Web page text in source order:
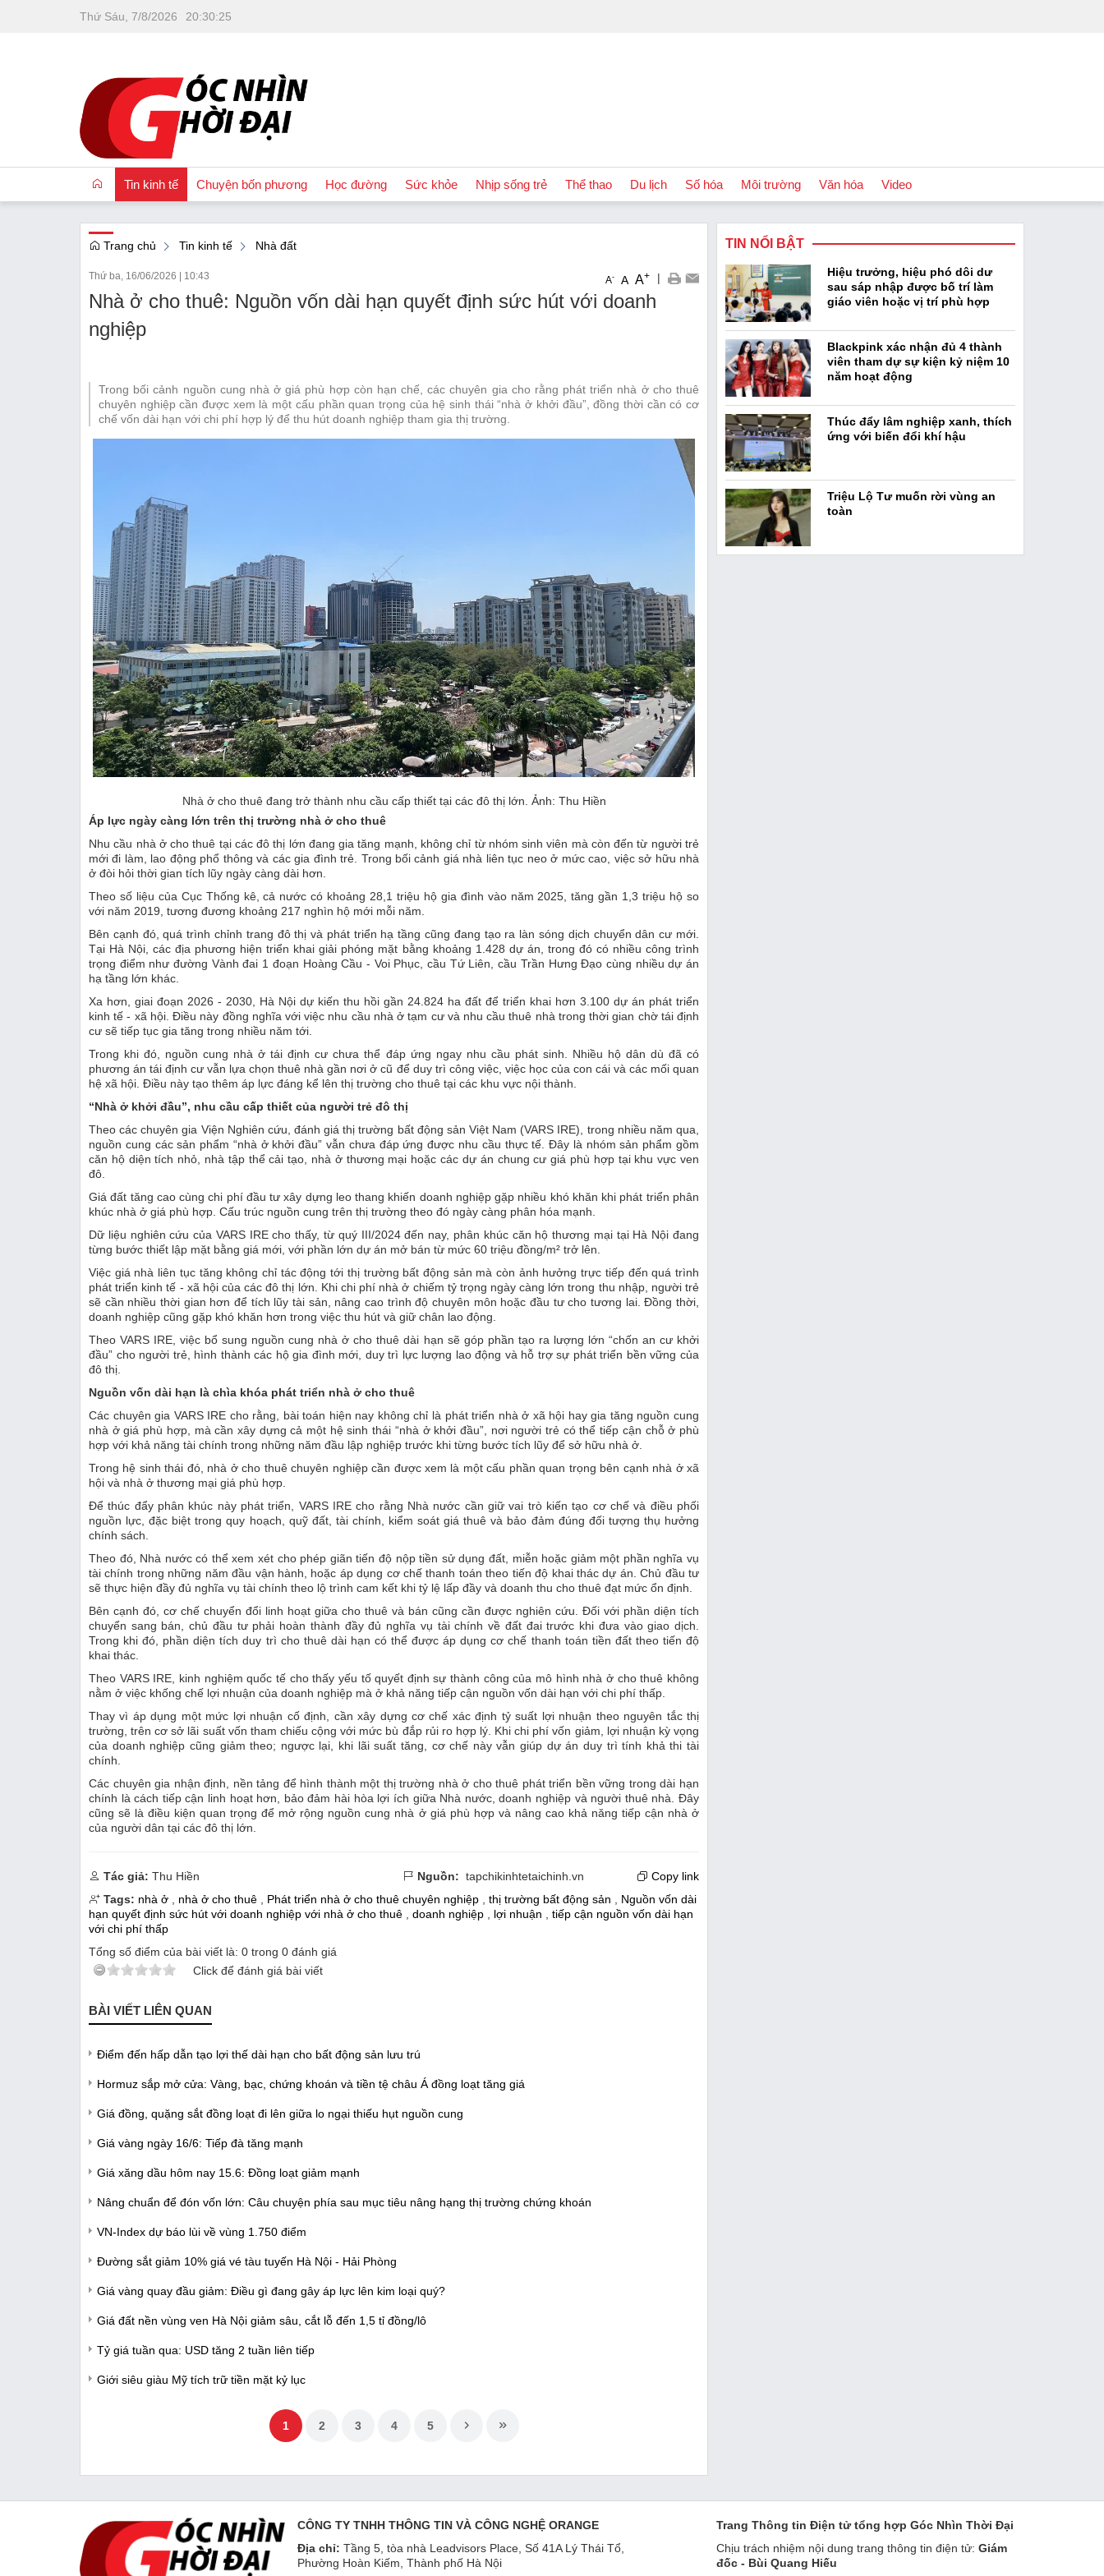
Thứ Sáu, 7/8/2026 20:30:25
Tin kinh tế
OCOP
Nhà đất
Emagazine
Chuyện bốn phương Học đường Sức khỏe Nhịp sống trẻ Thể thao Du lịch Số hóa Môi trường Văn hóa
Podcast
Video
Trang chủ Tin kinh tế Nhà đất
Thứ ba, 16/06/2026 | 10:43 A- A A+ |
Nhà ở cho thuê: Nguồn vốn dài hạn quyết định sức hút với doanh
nghiệp
Trong bối cảnh nguồn cung nhà ở giá phù hợp còn hạn chế, các chuyên gia cho rằng phát triển nhà ở cho thuê
chuyên nghiệp cần được xem là một cấu phần quan trọng của hệ sinh thái “nhà ở khởi đầu”, đồng thời cần có cơ
chế vốn dài hạn với chi phí hợp lý để thu hút doanh nghiệp tham gia thị trường.
Nhà ở cho thuê đang trở thành nhu cầu cấp thiết tại các đô thị lớn. Ảnh: Thu Hiền
Áp lực ngày càng lớn trên thị trường nhà ở cho thuê
Nhu cầu nhà ở cho thuê tại các đô thị lớn đang gia tăng mạnh, không chỉ từ nhóm sinh viên mà còn đến từ người trẻ
mới đi làm, lao động phổ thông và các gia đình trẻ. Trong bối cảnh giá nhà liên tục neo ở mức cao, việc sở hữu nhà
ở đòi hỏi thời gian tích lũy ngày càng dài hơn.
Theo số liệu của Cục Thống kê, cả nước có khoảng 28,1 triệu hộ gia đình vào năm 2025, tăng gần 1,3 triệu hộ so
với năm 2019, tương đương khoảng 217 nghìn hộ mới mỗi năm.
Bên cạnh đó, quá trình chỉnh trang đô thị và phát triển hạ tầng cũng đang tạo ra làn sóng dịch chuyển dân cư mới.
Tại Hà Nội, các địa phương hiện triển khai giải phóng mặt bằng khoảng 1.428 dự án, trong đó có nhiều công trình
trọng điểm như đường Vành đai 1 đoạn Hoàng Cầu - Voi Phục, cầu Tứ Liên, cầu Trần Hưng Đạo cùng nhiều dự án
hạ tầng lớn khác.
Xa hơn, giai đoạn 2026 - 2030, Hà Nội dự kiến thu hồi gần 24.824 ha đất để triển khai hơn 3.100 dự án phát triển
kinh tế - xã hội. Điều này đồng nghĩa với việc nhu cầu nhà ở tạm cư và nhu cầu thuê nhà trong thời gian chờ tái định
cư sẽ tiếp tục gia tăng trong nhiều năm tới.
Trong khi đó, nguồn cung nhà ở tái định cư chưa thể đáp ứng ngay nhu cầu phát sinh. Nhiều hộ dân dù đã có
phương án tái định cư vẫn lựa chọn thuê nhà gần nơi ở cũ để duy trì công việc, việc học của con cái và các mối quan
hệ xã hội. Điều này tạo thêm áp lực đáng kể lên thị trường cho thuê tại các khu vực nội thành.
“Nhà ở khởi đầu”, nhu cầu cấp thiết của người trẻ đô thị
Theo các chuyên gia Viện Nghiên cứu, đánh giá thị trường bất động sản Việt Nam (VARS IRE), trong nhiều năm qua,
nguồn cung các sản phẩm “nhà ở khởi đầu” vẫn chưa đáp ứng được nhu cầu thực tế. Đây là nhóm sản phẩm gồm
căn hộ diện tích nhỏ, nhà tập thể cải tạo, nhà ở thương mại hoặc các dự án chung cư giá phù hợp tại khu vực ven
đô.
Giá đất tăng cao cùng chi phí đầu tư xây dựng leo thang khiến doanh nghiệp gặp nhiều khó khăn khi phát triển phân
khúc nhà ở giá phù hợp. Cấu trúc nguồn cung trên thị trường theo đó ngày càng phân hóa mạnh.
Dữ liệu nghiên cứu của VARS IRE cho thấy, từ quý III/2024 đến nay, phân khúc căn hộ thương mại tại Hà Nội đang
từng bước thiết lập mặt bằng giá mới, với phần lớn dự án mở bán từ mức 60 triệu đồng/m² trở lên.
Việc giá nhà liên tục tăng không chỉ tác động tới thị trường bất động sản mà còn ảnh hưởng trực tiếp đến quá trình
phát triển kinh tế - xã hội của các đô thị lớn. Khi chi phí nhà ở chiếm tỷ trọng ngày càng lớn trong thu nhập, người trẻ
sẽ cần nhiều thời gian hơn để tích lũy tài sản, nâng cao trình độ chuyên môn hoặc đầu tư cho tương lai. Đồng thời,
doanh nghiệp cũng gặp khó khăn hơn trong việc thu hút và giữ chân lao động.
Theo VARS IRE, việc bổ sung nguồn cung nhà ở cho thuê dài hạn sẽ góp phần tạo ra lượng lớn “chốn an cư khởi
đầu” cho người trẻ, hình thành các hộ gia đình mới, duy trì lực lượng lao động và hỗ trợ sự phát triển bền vững của
đô thị.
Nguồn vốn dài hạn là chìa khóa phát triển nhà ở cho thuê
Các chuyên gia VARS IRE cho rằng, bài toán hiện nay không chỉ là phát triển nhà ở xã hội hay gia tăng nguồn cung
nhà ở giá phù hợp, mà cần xây dựng cả một hệ sinh thái “nhà ở khởi đầu”, nơi người trẻ có thể tiếp cận chỗ ở phù
hợp với khả năng tài chính trong những năm đầu lập nghiệp trước khi từng bước tích lũy để sở hữu nhà ở.
Trong hệ sinh thái đó, nhà ở cho thuê chuyên nghiệp cần được xem là một cấu phần quan trọng bên cạnh nhà ở xã
hội và nhà ở thương mại giá phù hợp.
Để thúc đẩy phân khúc này phát triển, VARS IRE cho rằng Nhà nước cần giữ vai trò kiến tạo cơ chế và điều phối
nguồn lực, đặc biệt trong quy hoạch, quỹ đất, tài chính, kiểm soát giá thuê và bảo đảm đúng đối tượng thụ hưởng
chính sách.
Theo đó, Nhà nước có thể xem xét cho phép giãn tiến độ nộp tiền sử dụng đất, miễn hoặc giảm một phần nghĩa vụ
tài chính trong những năm đầu vận hành, hoặc áp dụng cơ chế thanh toán theo tiến độ khai thác dự án. Chủ đầu tư
sẽ thực hiện đầy đủ nghĩa vụ tài chính theo lộ trình cam kết khi tỷ lệ lấp đầy và doanh thu cho thuê đạt mức ổn định.
Bên cạnh đó, cơ chế chuyển đổi linh hoạt giữa cho thuê và bán cũng cần được nghiên cứu. Đối với phần diện tích
chuyển sang bán, chủ đầu tư phải hoàn thành đầy đủ nghĩa vụ tài chính về đất đai trước khi đưa vào giao dịch.
Trong khi đó, phần diện tích duy trì cho thuê dài hạn có thể được áp dụng cơ chế thanh toán tiền đất theo tiến độ
khai thác.
Theo VARS IRE, kinh nghiệm quốc tế cho thấy yếu tố quyết định sự thành công của mô hình nhà ở cho thuê không
nằm ở việc khống chế lợi nhuận của doanh nghiệp mà ở khả năng tiếp cận nguồn vốn dài hạn với chi phí thấp.
Thay vì áp dụng một mức lợi nhuận cố định, cần xây dựng cơ chế xác định tỷ suất lợi nhuận theo nguyên tắc thị
trường, trên cơ sở lãi suất vốn tham chiếu cộng với mức bù đắp rủi ro hợp lý. Khi chi phí vốn giảm, lợi nhuận kỳ vọng
của doanh nghiệp cũng giảm theo; ngược lại, khi lãi suất tăng, cơ chế này vẫn giúp dự án duy trì tính khả thi tài
chính.
Các chuyên gia nhận định, nền tảng để hình thành một thị trường nhà ở cho thuê phát triển bền vững trong dài hạn
chính là cách tiếp cận linh hoạt hơn, bảo đảm hài hòa lợi ích giữa Nhà nước, doanh nghiệp và người thuê nhà. Đây
cũng sẽ là điều kiện quan trọng để mở rộng nguồn cung nhà ở giá phù hợp và nâng cao khả năng tiếp cận nhà ở
của người dân tại các đô thị lớn.
Tác giả: Thu Hiền Nguồn: tapchikinhtetaichinh.vn
Copy link
Tags: nhà ở nhà ở cho thuê Phát triển nhà ở cho thuê chuyên nghiệp thị trường bất động sản
Nguồn vốn dài
hạn quyết định sức hút với doanh nghiệp với nhà ở cho thuê
doanh nghiệp lợi nhuận
tiếp cận nguồn vốn dài hạn
với chi phí thấp
Tổng số điểm của bài viết là: 0 trong 0 đánh giá
Click để đánh giá bài viết
BÀI VIẾT LIÊN QUAN
Điểm đến hấp dẫn tạo lợi thế dài hạn cho bất động sản lưu trú
Hormuz sắp mở cửa: Vàng, bạc, chứng khoán và tiền tệ châu Á đồng loạt tăng giá
Giá đồng, quặng sắt đồng loạt đi lên giữa lo ngại thiếu hụt nguồn cung
Giá vàng ngày 16/6: Tiếp đà tăng mạnh
Giá xăng dầu hôm nay 15.6: Đồng loạt giảm mạnh
Nâng chuẩn để đón vốn lớn: Câu chuyện phía sau mục tiêu nâng hạng thị trường chứng khoán
VN-Index dự báo lùi về vùng 1.750 điểm
Đường sắt giảm 10% giá vé tàu tuyến Hà Nội - Hải Phòng
Giá vàng quay đầu giảm: Điều gì đang gây áp lực lên kim loại quý?
Giá đất nền vùng ven Hà Nội giảm sâu, cắt lỗ đến 1,5 tỉ đồng/lô
Tỷ giá tuần qua: USD tăng 2 tuần liên tiếp
Giới siêu giàu Mỹ tích trữ tiền mặt kỷ lục
1 2 3 4 5
TIN NỔI BẬT
Hiệu trưởng, hiệu phó dôi dư
sau sáp nhập được bố trí làm
giáo viên hoặc vị trí phù hợp
Blackpink xác nhận đủ 4 thành
viên tham dự sự kiện kỷ niệm 10
năm hoạt động
Thúc đẩy lâm nghiệp xanh, thích
ứng với biến đổi khí hậu
Triệu Lộ Tư muốn rời vùng an
toàn
CÔNG TY TNHH THÔNG TIN VÀ CÔNG NGHỆ ORANGE
Địa chỉ: Tầng 5, tòa nhà Leadvisors Place, Số 41A Lý Thái Tổ,
Phường Hoàn Kiếm, Thành phố Hà Nội
Trang Thông tin Điện tử tổng hợp Góc Nhìn Thời Đại
Chịu trách nhiệm nội dung trang thông tin điện tử: Giám
đốc - Bùi Quang Hiếu